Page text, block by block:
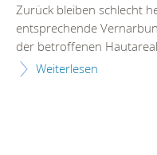
Zurück bleiben schlecht
entsprechende
der betroffenen
Weiterlesen